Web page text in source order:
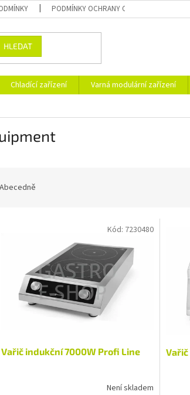
PODMÍNKY OCHRANY OSOBNÍCH ÚDAJŮ
HLEDAT
Chladící zařízení Varná modulární zařízení
Abecedně
Vařič indukční 7000W Profi Line
Není skladem
Kód: 7230480